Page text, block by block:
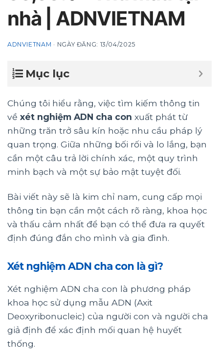
nhà | ADNVIETNAM
ADNVIETNAM · NGÀY ĐĂNG: 13/04/2025
Mục lục
Chúng tôi hiểu rằng, việc tìm kiếm thông tin
về xét nghiệm ADN cha con xuất phát từ
những trăn trở sâu kín hoặc nhu cầu pháp lý
quan trọng. Giữa những bối rối và lo lắng, bạn
cần một câu trả lời chính xác, một quy trình
minh bạch và một sự bảo mật tuyệt đối.
Bài viết này sẽ là kim chỉ nam, cung cấp mọi
thông tin bạn cần một cách rõ ràng, khoa học
và thấu cảm nhất để bạn có thể đưa ra quyết
định đúng đắn cho mình và gia đình.
Xét nghiệm ADN cha con là gì?
Xét nghiệm ADN cha con là phương pháp
khoa học sử dụng mẫu ADN (Axit
Deoxyribonucleic) của người con và người cha
giả định để xác định mối quan hệ huyết
thống.